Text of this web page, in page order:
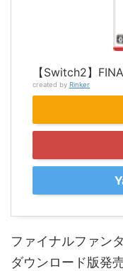
【Switch2】
created by Rinker
ファイナルファン
ダウンロード版発